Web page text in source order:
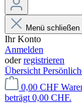
Menü schließen
Ihr Konto
Anmelden
oderregistrieren
Übersicht
0,00 CHF
beträgt 0,00 CHF.